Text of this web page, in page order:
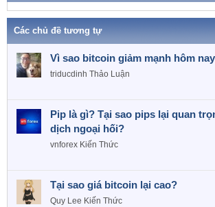
Các chủ đề tương tự
Vì sao bitcoin giảm mạnh hôm nay
triducdinh Thảo Luận
Pip là gì? Tại sao pips lại quan
dịch ngoại hối?
vnforex Kiến Thức
Tại sao giá bitcoin lại cao?
Quy Lee Kiến Thức